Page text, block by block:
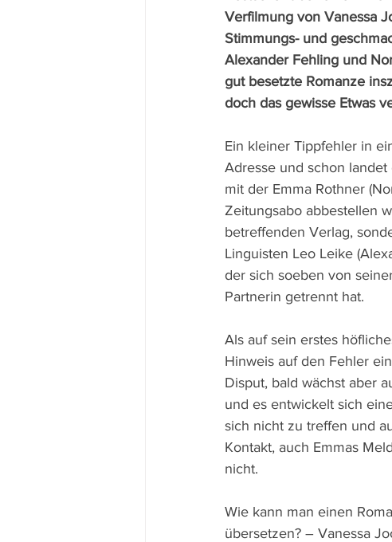
Verfilmung von Vanessa
Stimmungs- und
Alexander Fehling und
gut besetzte Romanze
doch das gewisse Etwas
Ein kleiner Tippfehler in
Adresse und schon landet
mit der Emma Rothner
Zeitungsabo abbestellen
betreffenden Verlag,
Linguisten Leo Leike
der sich soeben von
Partnerin getrennt hat.
Als auf sein erstes
Hinweis auf den Fehler
Disput, bald wächst aber
und es entwickelt sich
sich nicht zu treffen und
Kontakt, auch Emmas
nicht.
Wie kann man einen
übersetzen? – Vanessa